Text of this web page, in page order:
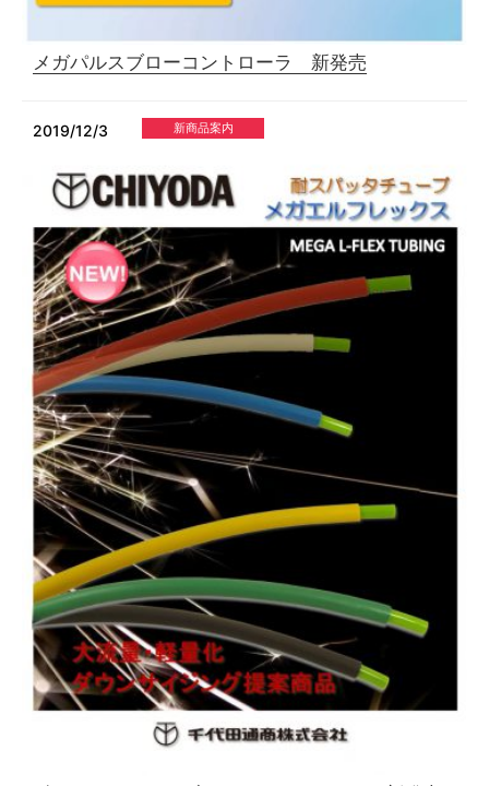
メガパルスブローコントローラ 新発売
2019/12/3 新商品案内